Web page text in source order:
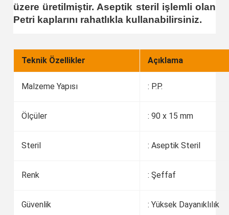
üzere üretilmiştir. Aseptik steril işlemli olan
Petri kaplarını rahatlıkla kullanabilirsiniz.
Teknik Özellikler Açıklama
Malzeme Yapısı : P.P.
Ölçüler : 90 x 15 mm
Steril : Aseptik Steril
Renk : Şeffaf
Güvenlik : Yüksek Dayanıklılık